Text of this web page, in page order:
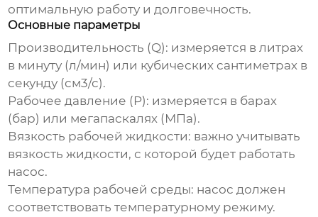
оптимальную работу и долговечность.
Основные параметры
Производительность (Q): измеряется в литрах
в минуту (л/мин) или кубических сантиметрах в
секунду (см3/с).
Рабочее давление (P): измеряется в барах
(бар) или мегапаскалях (МПа).
Вязкость рабочей жидкости: важно учитывать
вязкость жидкости, с которой будет работать
насос.
Температура рабочей среды: насос должен
соответствовать температурному режиму.